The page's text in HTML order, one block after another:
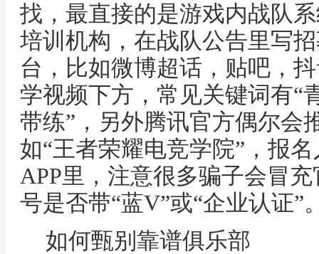
找，最直接的是游戏内战队
培训机构，在战队公告里写
台，比如微博超话，贴吧，
学视频下方，常见关键词有“
带练”，另外腾讯官方偶尔会
如“王者荣耀电竞学院”，报
APP里，注意很多骗子会冒
号是否带“蓝V”或“企业认证”
如何甄别靠谱俱乐部